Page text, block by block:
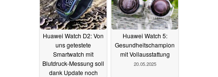
Huawei Watch D2: Von
uns getestete
Smartwatch mit
Blutdruck-Messung soll
dank Update noch
Huawei Watch 5:
Gesundheitschampion
mit Vollausstattung
20.05.2025